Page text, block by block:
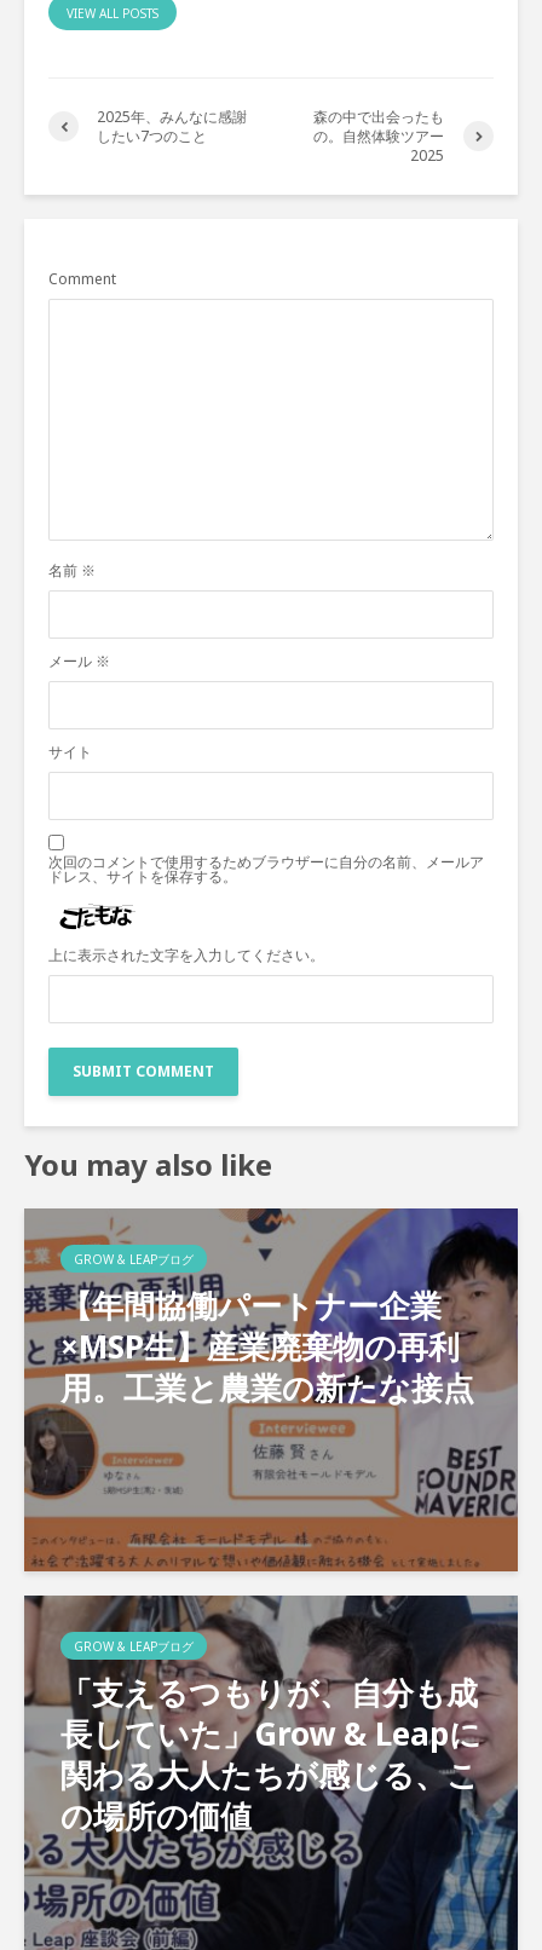
VIEW ALL POSTS
2025年、みんなに感謝
したい7つのこと
森の中で出会ったも
の。自然体験ツアー
2025
Comment
名前 ※
メール ※
サイト
次回のコメントで使用するためブラウザーに自分の名前、メールア
ドレス、サイトを保存する。
上に表示された文字を入力してください。
You may also like
GROW & LEAPブログ
【年間協働パートナー企業
×MSP生】産業廃棄物の再利
用。工業と農業の新たな接点
GROW & LEAPブログ
「支えるつもりが、自分も成
長していた」Grow & Leapに
関わる大人たちが感じる、こ
の場所の価値